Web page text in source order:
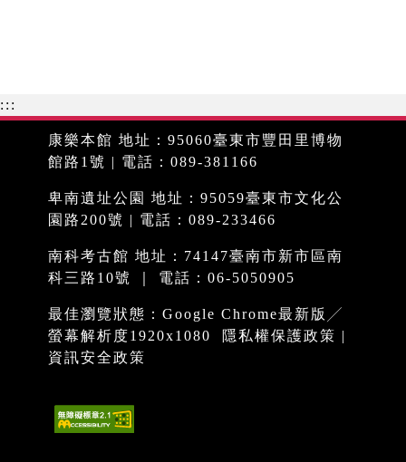
:::
康樂本館 地址：95060臺東市豐田里博物
館路1號 | 電話：089-381166
卑南遺址公園 地址：95059臺東市文化公
園路200號 | 電話：089-233466
南科考古館 地址：74147臺南市新市區南
科三路10號 ｜ 電話：06-5050905
最佳瀏覽狀態：Google Chrome最新版╱
螢幕解析度1920x1080
隱私權保護政策 |
資訊安全政策